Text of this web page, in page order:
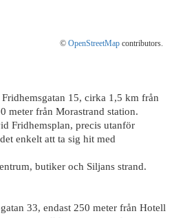
© OpenStreetMap contributors.
15, cirka 1,5 km från
meter från Morastrand station.
Fridhemsplan, precis utanför
enkelt att ta sig hit med
butiker och Siljans strand.
33, endast 250 meter från Hotell